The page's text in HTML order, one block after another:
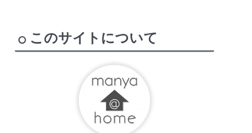
このサイトについて